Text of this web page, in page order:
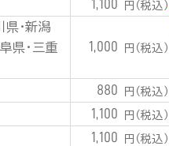
1,100 円（税込）
県・新潟
県・三重
1,000 円（税込）
880 円（税込）
1,100 円（税込）
1,100 円（税込）